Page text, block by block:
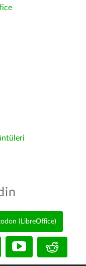
(LibreOffice)